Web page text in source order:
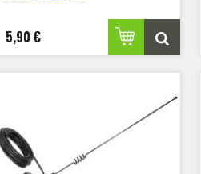
5,90 €